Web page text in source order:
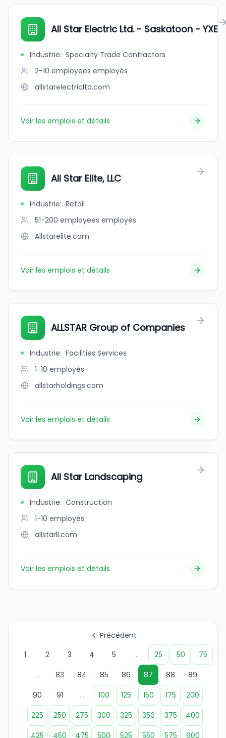
All Star Electric Ltd. - Saskatoon - YXE
Industrie: Specialty Trade Contractors
2-10 employees employés
allstarelectricltd.com
Voir les emplois et détails
All Star Elite, LLC
Industrie: Retail
51-200 employees employés
Allstarelite.com
Voir les emplois et détails
ALLSTAR Group of Companies
Industrie: Facilities Services
1-10 employés
allstarholdings.com
Voir les emplois et détails
All Star Landscaping
Industrie: Construction
1-10 employés
allstarll.com
Voir les emplois et détails
Précédent
1
2 3 4 5 ... 25 50
75
...
83 84 85 86 87 88
89
90
91 ... 100 125 150 175
200
225
250 275 300 325 350 375
400
425
450 475 500 525 550 575 600